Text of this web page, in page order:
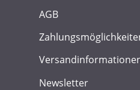
AGB
Newsletter